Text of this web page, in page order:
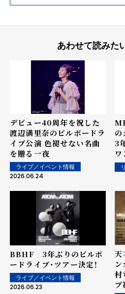
あわせて読みた
デビュー40周年を祝した
渡辺満里奈のビルボードラ
イブ公演 色褪せない名曲
を贈る一夜
ライブ／イベント情報
2026.06.24
の
3
ワ
BBHF 3年ぶりのビルボ
ードライブ・ツアー決定！
ライブ／イベント情報
2026.06.23
天
ン
村